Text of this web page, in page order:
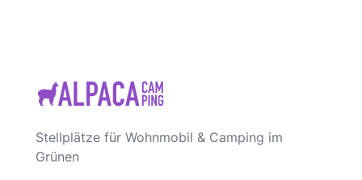
Stellplätze für Wohnmobil & Camping im
Grünen